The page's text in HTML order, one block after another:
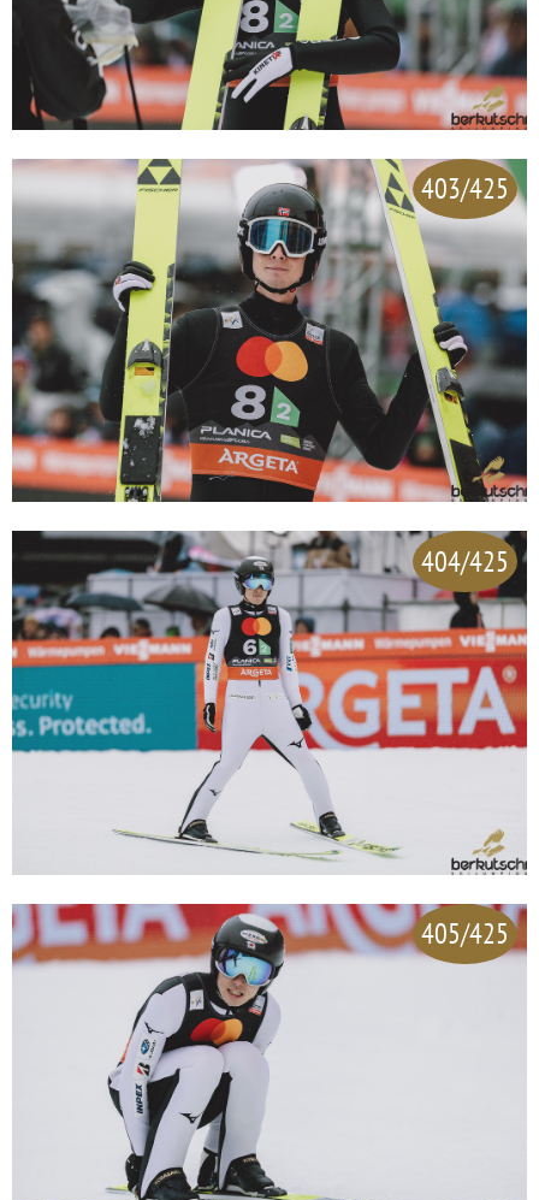
403/425
404/425
405/425